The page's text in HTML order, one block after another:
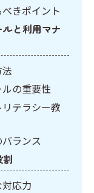
きポイント
と利用マナ
の重要性
テラシー教
ランス
割
応力